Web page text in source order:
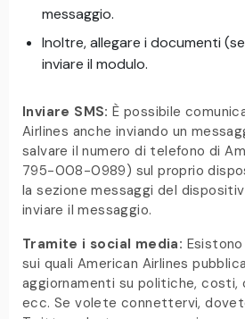
messaggio.
Inoltre, allegare i documenti
inviare il modulo.
Inviare SMS: È possibile
Airlines anche inviando un
salvare il numero di telefono di
795-008-0989) sul proprio
la sezione messaggi del
inviare il messaggio.
Tramite i social media:
sui quali American Airlines
aggiornamenti su politiche,
ecc. Se volete connettervi,